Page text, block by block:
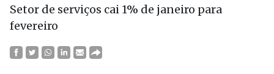
Setor de serviços cai 1% de janeiro para
fevereiro